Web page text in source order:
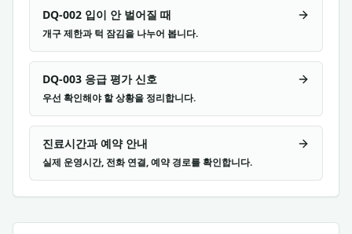
DQ-002 입이 안 벌어질 때
개구 제한과 턱 잠김을 나누어 봅니다.
DQ-003 응급 평가 신호
우선 확인해야 할 상황을 정리합니다.
진료시간과 예약 안내
실제 운영시간, 전화 연결, 예약 경로를 확인합니다.